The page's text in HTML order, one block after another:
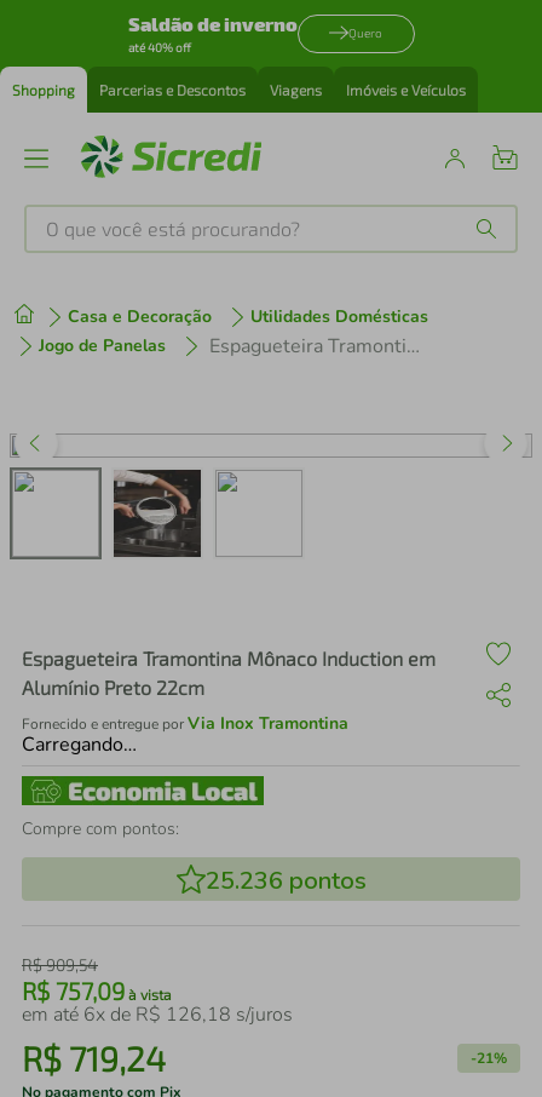
Saldão de inverno
até 40% off
Quero
Shopping Parcerias e Descontos Viagens Imóveis e Veículos
O que você está procurando?
Casa e Decoração
Utilidades Domésticas
Jogo de Panelas
Espagueteira Tramontina Mônaco Induction em Alumínio Preto 22cm
Espagueteira Tramontina Mônaco Induction em
Alumínio Preto 22cm
Fornecido e entregue porVia Inox Tramontina
Carregando…
Compre com pontos:
25.236 pontos
R$909,54
R$ 757,09 à vista
em até 6x de R$ 126,18 s/juros
R$ 719,24 -21%
No pagamento com Pix
1º tenis
3º perfume
air fryer